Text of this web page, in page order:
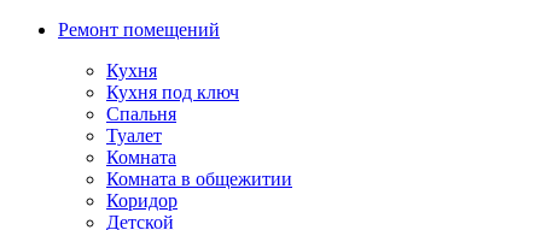
Ремонт помещений
Кухня
Кухня под ключ
Спальня
Туалет
Комната
Комната в общежитии
Коридор
Детской